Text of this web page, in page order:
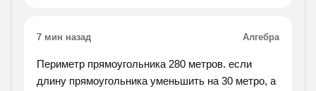
7 мин назад Алгебра
Периметр прямоугольника 280 метров. если
длину прямоугольника уменьшить на 30 метро, а